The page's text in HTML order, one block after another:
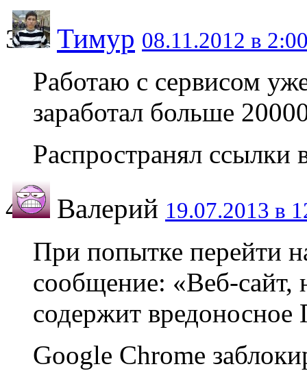
Тимур 08.11.2012 в
Работаю с сервисом
заработал больше
Распространял ссылки
Валерий 19.07.2013 в
При попытке перейти
сообщение: «Веб-сайт,
содержит
Google Chrome